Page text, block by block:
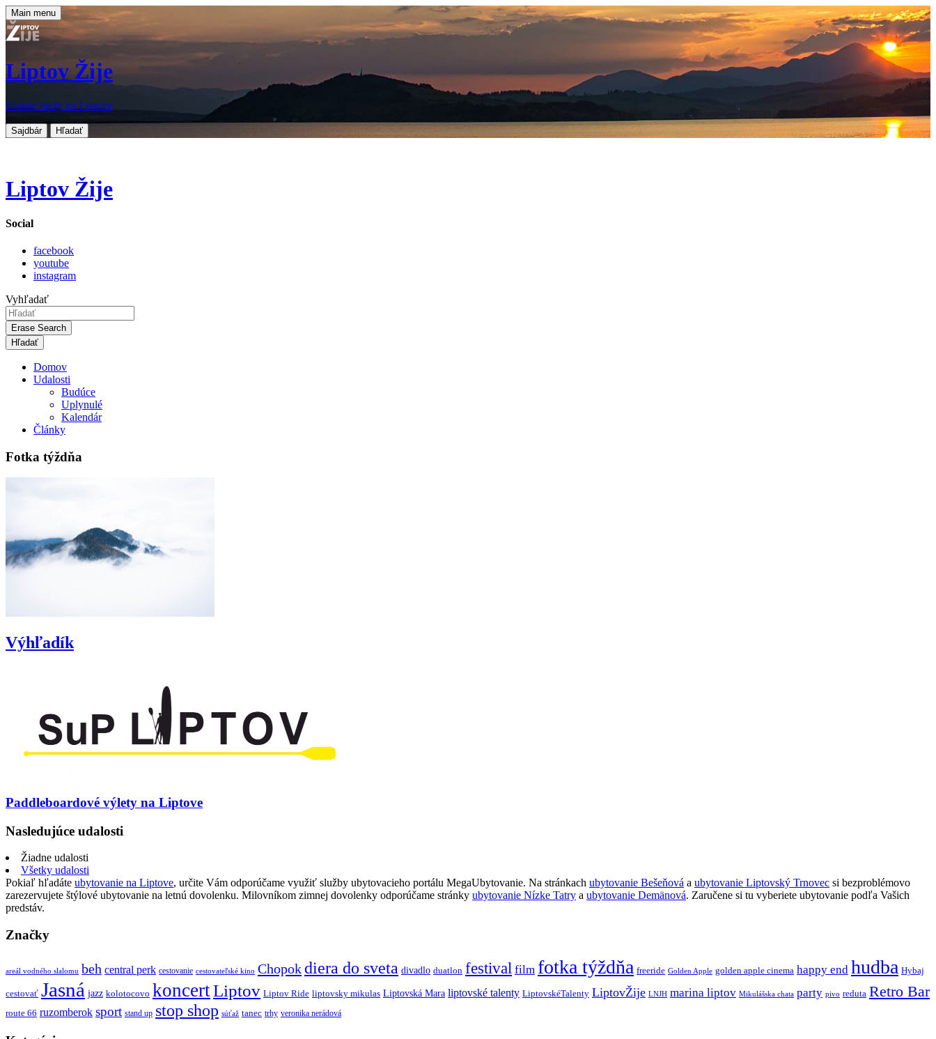
Main menu
Liptov Žije
Koniec nudy na Liptove
Sajdbár Hľadať
Liptov Žije
Social
facebook
youtube
instagram
Vyhľadať
Erase Search
Domov
Udalosti
Budúce
Uplynulé
Kalendár
Články
Fotka týždňa
Výhľadík
Paddleboardové výlety na Liptove
Nasledujúce udalosti
Žiadne udalosti
Všetky udalosti
Pokiaľ hľadáte ubytovanie na Liptove, určite Vám odporúčame využiť služby ubytovacieho portálu MegaUbytovanie. Na stránkach ubytovanie Bešeňová a ubytovanie Liptovský Trnovec si bezproblémovo
zarezervujete štýlové ubytovanie na letnú dovolenku. Milovníkom zimnej dovolenky odporúčame stránky ubytovanie Nízke Tatry a ubytovanie Demänová. Zaručene si tu vyberiete ubytovanie podľa Vašich
predstáv.
Značky
areál vodného slalomu beh central perk cestovanie cestovateľské kino Chopokdiera do sveta divadlo duatlon festival film fotka týždňa freeride Golden Apple golden apple cinema happy end hudba Hybaj
cestovať Jasná jazz kolotocovo koncertLiptov Liptov Ride liptovsky mikulas Liptovská Mara liptovské talenty LiptovskéTalenty LiptovŽije LNJH marina liptov Mikulášska chata party pivo reduta Retro Bar
route 66 ruzomberok sport stand up stop shop súťaž tanec trhy veronika nerádová